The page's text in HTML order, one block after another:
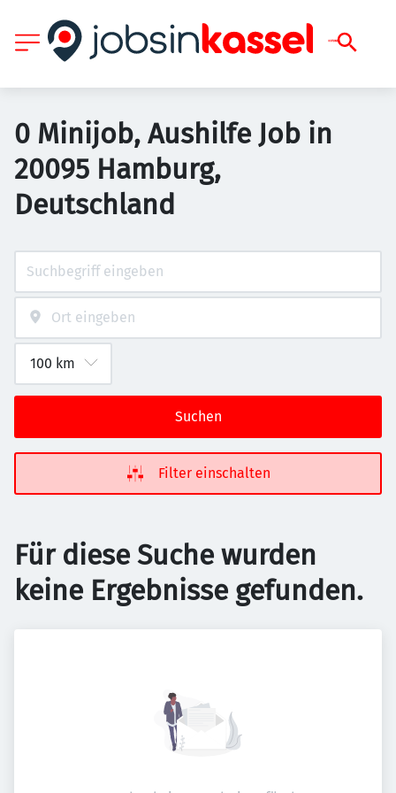
0 Minijob, Aushilfe Job in
20095 Hamburg,
Deutschland
Suchen
Filter einschalten
Für diese Suche wurden
keine Ergebnisse gefunden.